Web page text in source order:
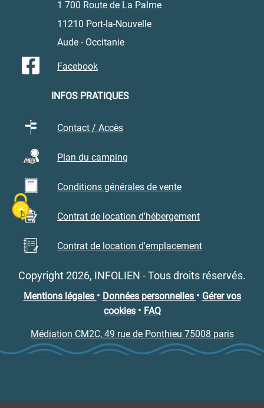
magnifiques le matin/soir)
• Les paysages entregarrigue et mer
• Les grandes plages (couchers de soleil
superbes)
1 700 Route de La Palme
11210 Port-la-Nouvelle
Aude - Occitanie
Facebook
INFOS PRATIQUES
Contact / Accès
Plan du camping
Conditions générales de vente
Contrat de location d'hébergement
Contrat de location d'emplacement
Copyright 2026, INFOLIEN - Tous droits réservés.
Mentions légales • Données personnelles • Gérer vos
cookies• FAQ
Médiation CM2C, 49 rue de Ponthieu 75008 paris